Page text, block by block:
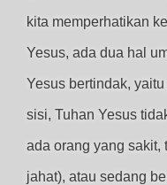
kita memperhatikan
Yesus, ada dua hal
Yesus bertindak,
sisi, Tuhan Yesus
ada orang yang sakit,
jahat), atau sedang